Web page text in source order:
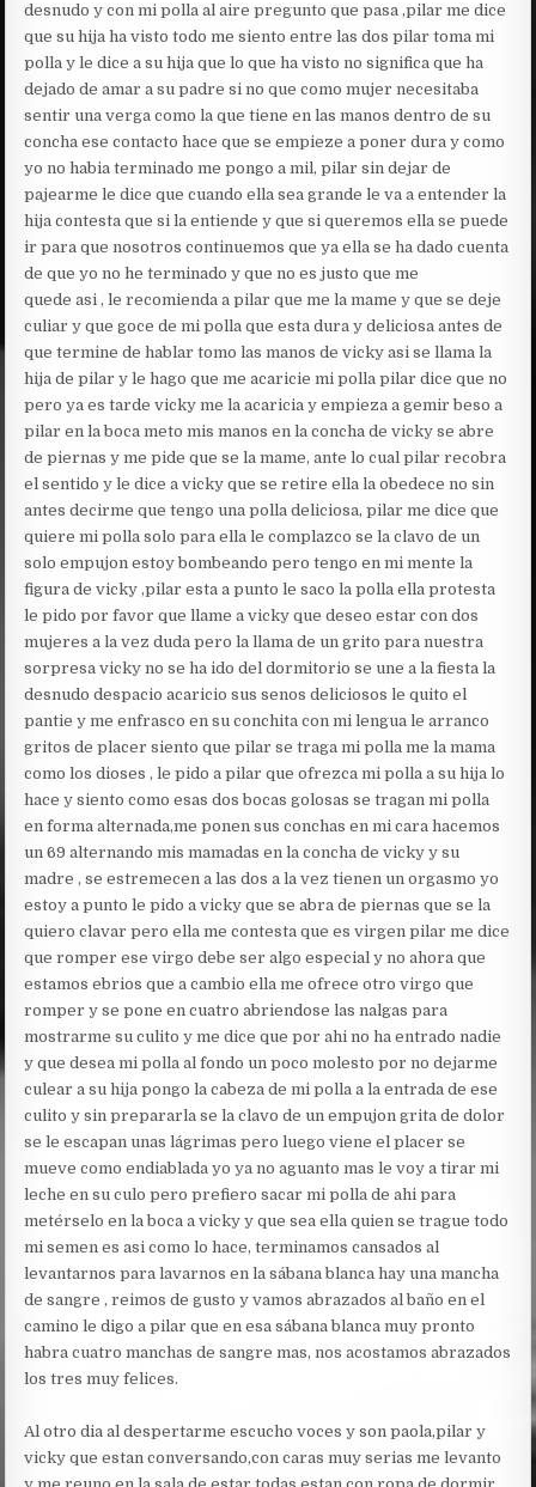
desnudo y con mi polla al aire pregunto que pasa ,pilar me dice
que su hija ha visto todo me siento entre las dos pilar toma mi
polla y le dice a su hija que lo que ha visto no significa que ha
dejado de amar a su padre si no que como mujer necesitaba
sentir una verga como la que tiene en las manos dentro de su
concha ese contacto hace que se empieze a poner dura y como
yo no habia terminado me pongo a mil, pilar sin dejar de
pajearme le dice que cuando ella sea grande le va a entender la
hija contesta que si la entiende y que si queremos ella se puede
ir para que nosotros continuemos que ya ella se ha dado cuenta
de que yo no he terminado y que no es justo que me
quede asi , le recomienda a pilar que me la mame y que se deje
culiar y que goce de mi polla que esta dura y deliciosa antes de
que termine de hablar tomo las manos de vicky asi se llama la
hija de pilar y le hago que me acaricie mi polla pilar dice que no
pero ya es tarde vicky me la acaricia y empieza a gemir beso a
pilar en la boca meto mis manos en la concha de vicky se abre
de piernas y me pide que se la mame, ante lo cual pilar recobra
el sentido y le dice a vicky que se retire ella la obedece no sin
antes decirme que tengo una polla deliciosa, pilar me dice que
quiere mi polla solo para ella le complazco se la clavo de un
solo empujon estoy bombeando pero tengo en mi mente la
figura de vicky ,pilar esta a punto le saco la polla ella protesta
le pido por favor que llame a vicky que deseo estar con dos
mujeres a la vez duda pero la llama de un grito para nuestra
sorpresa vicky no se ha ido del dormitorio se une a la fiesta la
desnudo despacio acaricio sus senos deliciosos le quito el
pantie y me enfrasco en su conchita con mi lengua le arranco
gritos de placer siento que pilar se traga mi polla me la mama
como los dioses , le pido a pilar que ofrezca mi polla a su hija lo
hace y siento como esas dos bocas golosas se tragan mi polla
en forma alternada,me ponen sus conchas en mi cara hacemos
un 69 alternando mis mamadas en la concha de vicky y su
madre , se estremecen a las dos a la vez tienen un orgasmo yo
estoy a punto le pido a vicky que se abra de piernas que se la
quiero clavar pero ella me contesta que es virgen pilar me dice
que romper ese virgo debe ser algo especial y no ahora que
estamos ebrios que a cambio ella me ofrece otro virgo que
romper y se pone en cuatro abriendose las nalgas para
mostrarme su culito y me dice que por ahi no ha entrado nadie
y que desea mi polla al fondo un poco molesto por no dejarme
culear a su hija pongo la cabeza de mi polla a la entrada de ese
culito y sin prepararla se la clavo de un empujon grita de dolor
se le escapan unas lágrimas pero luego viene el placer se
mueve como endiablada yo ya no aguanto mas le voy a tirar mi
leche en su culo pero prefiero sacar mi polla de ahi para
metérselo en la boca a vicky y que sea ella quien se trague todo
mi semen es asi como lo hace, terminamos cansados al
levantarnos para lavarnos en la sábana blanca hay una mancha
de sangre , reimos de gusto y vamos abrazados al baño en el
camino le digo a pilar que en esa sábana blanca muy pronto
habra cuatro manchas de sangre mas, nos acostamos abrazados
los tres muy felices.
Al otro dia al despertarme escucho voces y son paola,pilar y
vicky que estan conversando,con caras muy serias me levanto